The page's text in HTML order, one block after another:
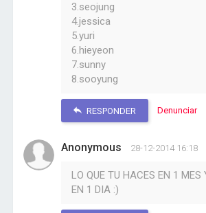
3.seojung
4.jessica
5.yuri
6.hieyeon
7.sunny
8.sooyung
RESPONDER Denunciar
Anonymous 28-12-2014 16:18
LO QUE TU HACES EN 1 MES
EN 1 DIA :)